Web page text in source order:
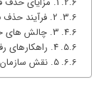
2. فرآیند حذف فیزیکی سند تک برگ چگونه است؟
3. چالش های حذف فیزیکی سند تک برگ چیست؟
4. راهکارهای رفع چالش های حذف فیزیکی سند تک برگ چیست؟
5. نقش سازمان ها و نهادها در حذف فیزیکی سند چیست؟